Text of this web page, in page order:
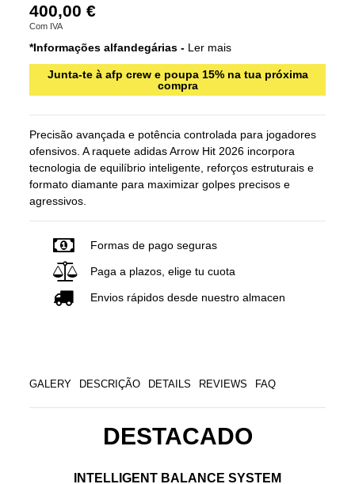
400,00 €
Com IVA
*Informações alfandegárias - Ler mais
Junta-te à afp crew e poupa 15% na tua próxima
compra
Precisão avançada e potência controlada para jogadores
ofensivos. A raquete adidas Arrow Hit 2026 incorpora
tecnologia de equilíbrio inteligente, reforços estruturais e
formato diamante para maximizar golpes precisos e
agressivos.
Formas de pago seguras
Paga a plazos, elige tu cuota
Envios rápidos desde nuestro almacen
GALERY DESCRIÇÃO DETAILS REVIEWS FAQ
DESTACADO
INTELLIGENT BALANCE SYSTEM